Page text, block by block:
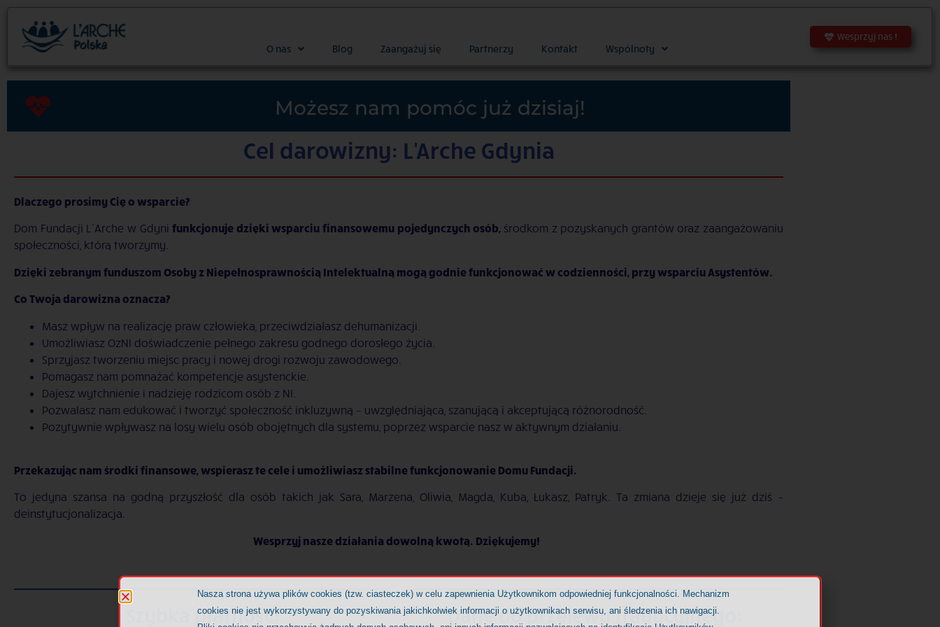
O nas Blog Zaangażuj się Partnerzy Kontakt Wspólnoty
Wesprzyj nas !
Możesz nam pomóc już dzisiaj!
Cel darowizny: L'Arche Gdynia
Dlaczego prosimy Cię o wsparcie?
Dom Fundacji L’Arche w Gdynifunkcjonuje dzięki wsparciu finansowemu pojedynczych osób, środkom z pozyskanych grantów oraz zaangażowaniu
społeczności, którą tworzymy.
Dzięki zebranym funduszom Osoby z Niepełnosprawnością Intelektualną mogą godnie funkcjonować w codzienności, przy wsparciu Asystentów.
Co Twoja darowizna oznacza?
Masz wpływ na realizację praw człowieka, przeciwdziałasz dehumanizacji.
Umożliwiasz OzNI doświadczenie pełnego zakresu godnego dorosłego życia.
Sprzyjasz tworzeniu miejsc pracy i nowej drogi rozwoju zawodowego.
Pomagasz nam pomnażać kompetencje asystenckie.
Dajesz wytchnienie i nadzieję rodzicom osób z NI.
Pozwalasz nam edukować i tworzyć społeczność inkluzywną – uwzględniająca, szanującą i akceptującą różnorodność.
Pozytywnie wpływasz na losy wielu osób obojętnych dla systemu, poprzez wsparcie nasz w aktywnym działaniu.
Przekazując nam środki finansowe, wspierasz te cele i umożliwiasz stabilne funkcjonowanie Domu Fundacji.
To jedyna szansa na godną przyszłość dla osób takich jak Sara, Marzena, Oliwia, Magda, Kuba, Łukasz, Patryk. Ta zmiana dzieje się już dziś –
deinstytucjonalizacja.
Wesprzyj nasze działania dowolną kwotą. Dziękujemy!
Szybka płatność: Dane do przelewu tradycyjnego:
Nasza strona używa plików cookies (tzw. ciasteczek) w celu zapewnienia Użytkownikom odpowiedniej funkcjonalności. Mechanizm
cookies nie jest wykorzystywany do pozyskiwania jakichkolwiek informacji o użytkownikach serwisu, ani śledzenia ich nawigacji.